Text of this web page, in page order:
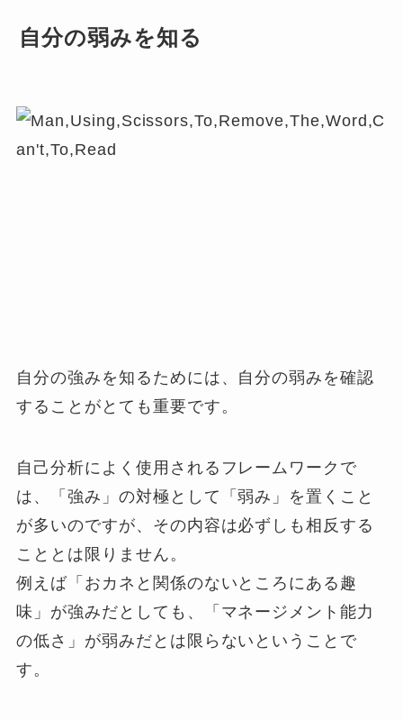
自分の弱みを知る
自分の強みを知るためには、自分の弱みを確認
することがとても重要です。
自己分析によく使用されるフレームワークで
は、「強み」の対極として「弱み」を置くこと
が多いのですが、その内容は必ずしも相反する
こととは限りません。
例えば「おカネと関係のないところにある趣
味」が強みだとしても、「マネージメント能力
の低さ」が弱みだとは限らないということで
す。